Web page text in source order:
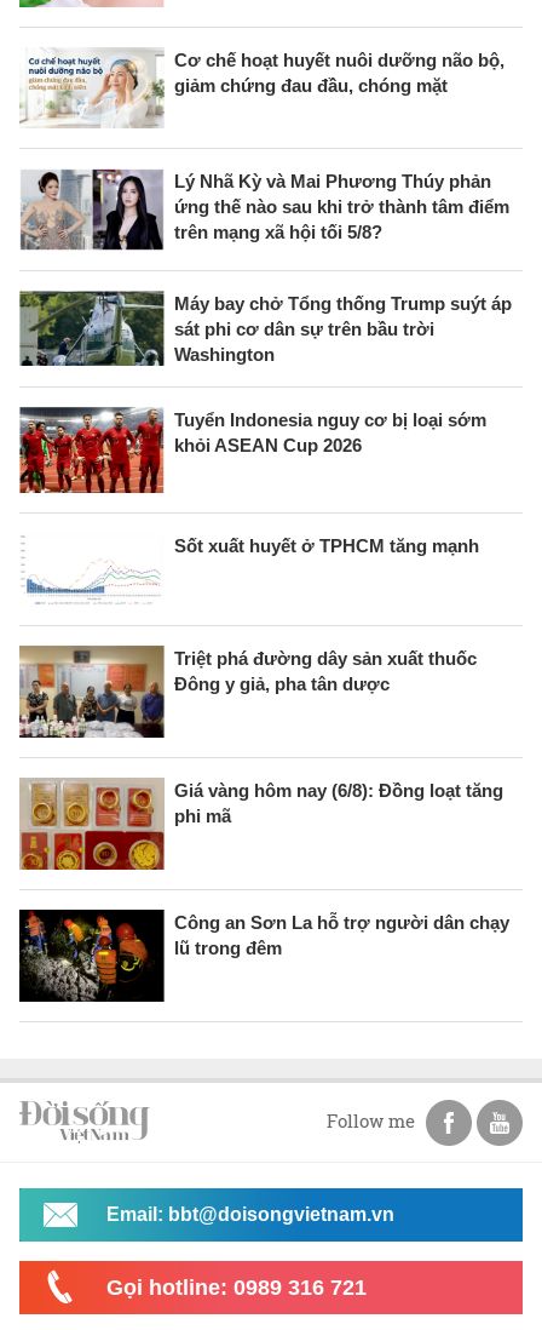
Cơ chế hoạt huyết nuôi dưỡng não bộ,
giảm chứng đau đầu, chóng mặt
Lý Nhã Kỳ và Mai Phương Thúy phản
ứng thế nào sau khi trở thành tâm điểm
trên mạng xã hội tối 5/8?
Máy bay chở Tổng thống Trump suýt áp
sát phi cơ dân sự trên bầu trời
Washington
Tuyển Indonesia nguy cơ bị loại sớm
khỏi ASEAN Cup 2026
Sốt xuất huyết ở TPHCM tăng mạnh
Triệt phá đường dây sản xuất thuốc
Đông y giả, pha tân dược
Giá vàng hôm nay (6/8): Đồng loạt tăng
phi mã
Công an Sơn La hỗ trợ người dân chạy
lũ trong đêm
Follow me
Email: bbt@doisongvietnam.vn
Gọi hotline: 0989 316 721